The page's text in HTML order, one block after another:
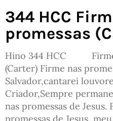
344 HCC
promessas
Hino 344 HCC
(Carter) Firme nas
Salvador,cantarei
Criador,Sempre
nas promessas de
promessas de Jesus,